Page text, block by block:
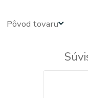
Pôvod tovaru